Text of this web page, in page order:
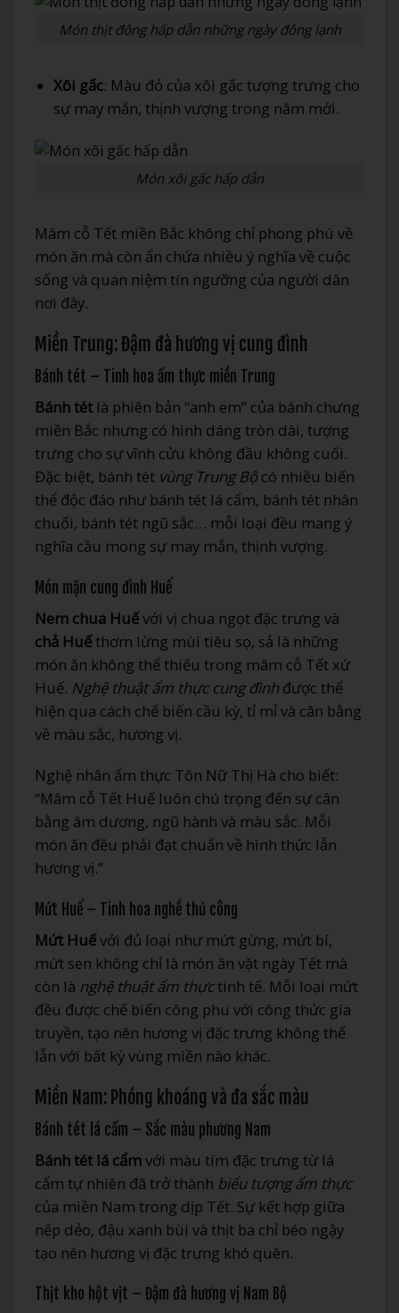
Món thịt đông hấp dẫn những ngày đông lạnh
Xôi gấc: Màu đỏ của xôi gấc tượng trưng cho
sự may mắn, thịnh vượng trong năm mới.
Món xôi gấc hấp dẫn
Mâm cỗ Tết miền Bắc không chỉ phong phú về
món ăn mà còn ẩn chứa nhiều ý nghĩa về cuộc
sống và quan niệm tín ngưỡng của người dân
nơi đây.
Miền Trung: Đậm đà hương vị cung đình
Bánh tét – Tinh hoa ẩm thực miền Trung
Bánh tét là phiên bản “anh em” của bánh chưng
miền Bắc nhưng có hình dáng tròn dài, tượng
trưng cho sự vĩnh cửu không đầu không cuối.
Đặc biệt, bánh tét vùng Trung Bộ có nhiều biến
thể độc đáo như bánh tét lá cẩm, bánh tét nhân
chuối, bánh tét ngũ sắc… mỗi loại đều mang ý
nghĩa cầu mong sự may mắn, thịnh vượng.
Món mặn cung đình Huế
Nem chua Huếvới vị chua ngọt đặc trưng và
chả Huếthơm lừng mùi tiêu sọ, sả là những
món ăn không thể thiếu trong mâm cỗ Tết xứ
Huế. Nghệ thuật ẩm thực cung đìnhđược thể
hiện qua cách chế biến cầu kỳ, tỉ mỉ và cân bằng
về màu sắc, hương vị.
Nghệ nhân ẩm thực Tôn Nữ Thị Hà cho biết:
“Mâm cỗ Tết Huế luôn chú trọng đến sự cân
bằng âm dương, ngũ hành và màu sắc. Mỗi
món ăn đều phải đạt chuẩn về hình thức lẫn
hương vị.”
Mứt Huế – Tinh hoa nghề thủ công
Mứt Huếvới đủ loại như mứt gừng, mứt bí,
mứt sen không chỉ là món ăn vặt ngày Tết mà
còn là nghệ thuật ẩm thựctinh tế. Mỗi loại mứt
đều được chế biến công phu với công thức gia
truyền, tạo nên hương vị đặc trưng không thể
lẫn với bất kỳ vùng miền nào khác.
Miền Nam: Phóng khoáng và đa sắc màu
Bánh tét lá cẩm – Sắc màu phương Nam
Bánh tét lá cẩmvới màu tím đặc trưng từ lá
cẩm tự nhiên đã trở thành biểu tượng ẩm thực
của miền Nam trong dịp Tết. Sự kết hợp giữa
nếp dẻo, đậu xanh bùi và thịt ba chỉ béo ngậy
tạo nên hương vị đặc trưng khó quên.
Thịt kho hột vịt – Đậm đà hương vị Nam Bộ